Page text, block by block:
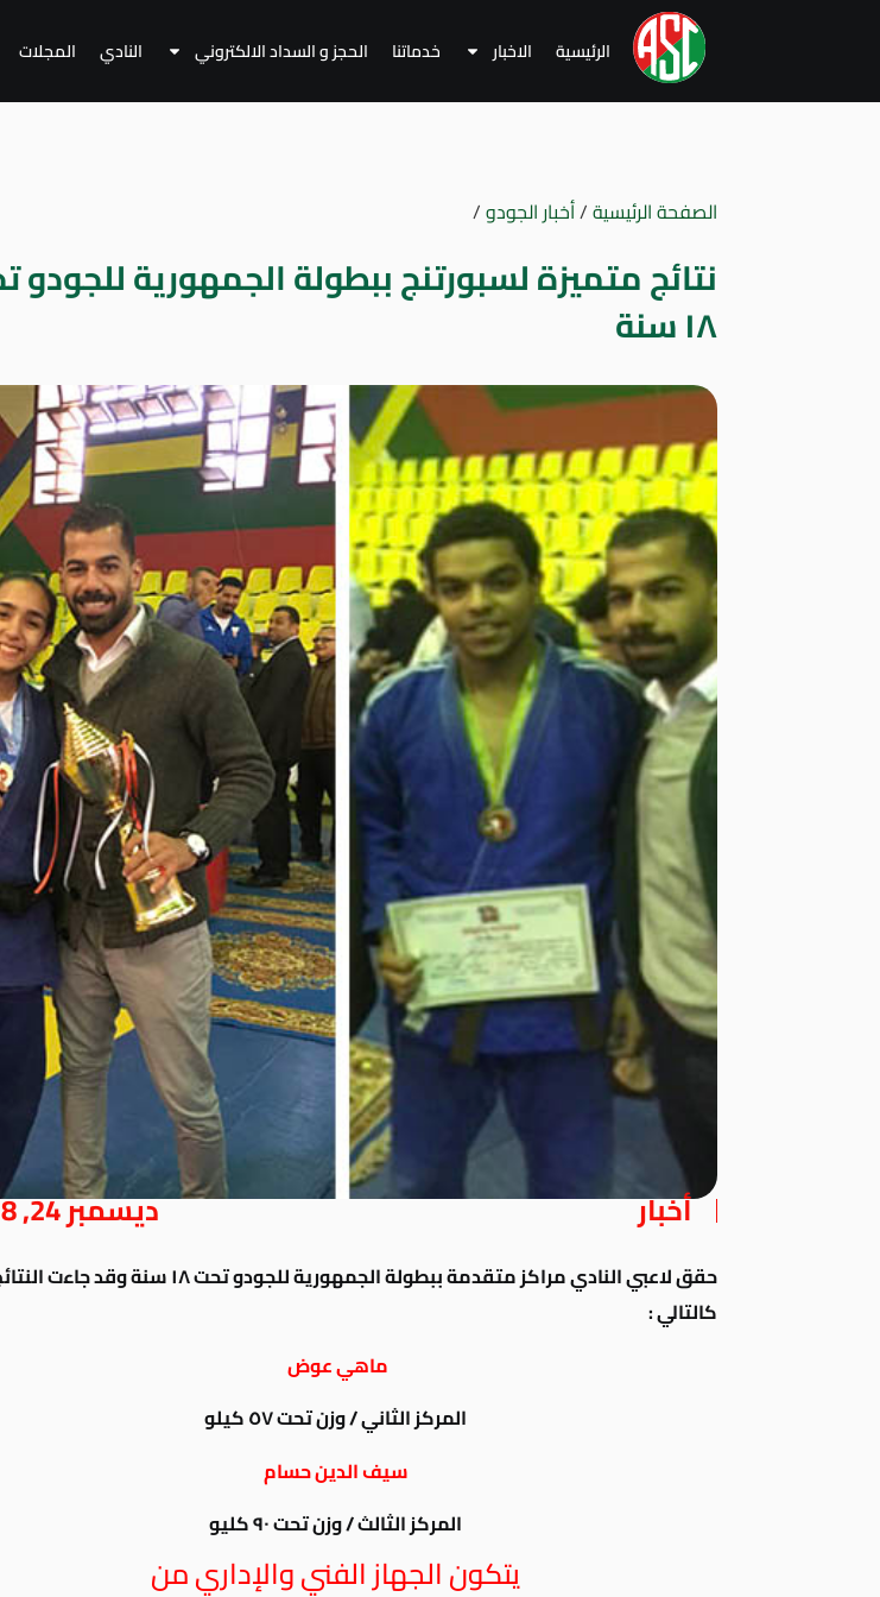
الرئيسية الاخبار خدماتنا الحجز و السداد الالكتروني النادي المجلات
الصفحة الرئيسية/أخبار الجودو/
نتائج متميزة لسبورتنج ببطولة الجمهورية للجودو
١٨ سنة
أخبار ديسمبر 24, 2018
حقق لاعبي النادي مراكز متقدمة ببطولة الجمهورية للجودو تحت ١٨ سنة وقد جاءت
كالتالي :
ماهي عوض
المركز الثاني / وزن تحت ٥٧ كيلو
سيف الدين حسام
المركز الثالث / وزن تحت ٩٠ كليو
يتكون الجهاز الفني والإداري من